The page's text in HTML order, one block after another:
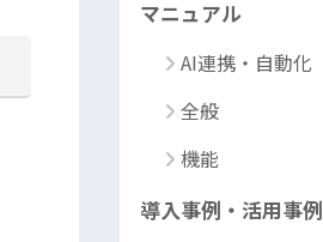
マニュアル
AI連携・自動化
全般
機能
導入事例・活用事例